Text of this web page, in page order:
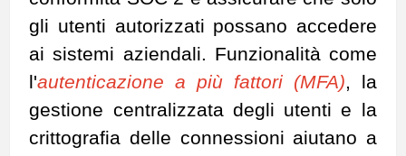
gli utenti autorizzati possano accedere
ai sistemi aziendali. Funzionalità come
l'autenticazione a più fattori (MFA), la
gestione centralizzata degli utenti e la
crittografia delle connessioni aiutano a